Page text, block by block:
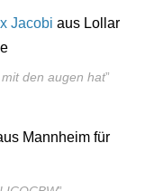
Jacobi aus Lollar
den augen hat”
Mannheim für